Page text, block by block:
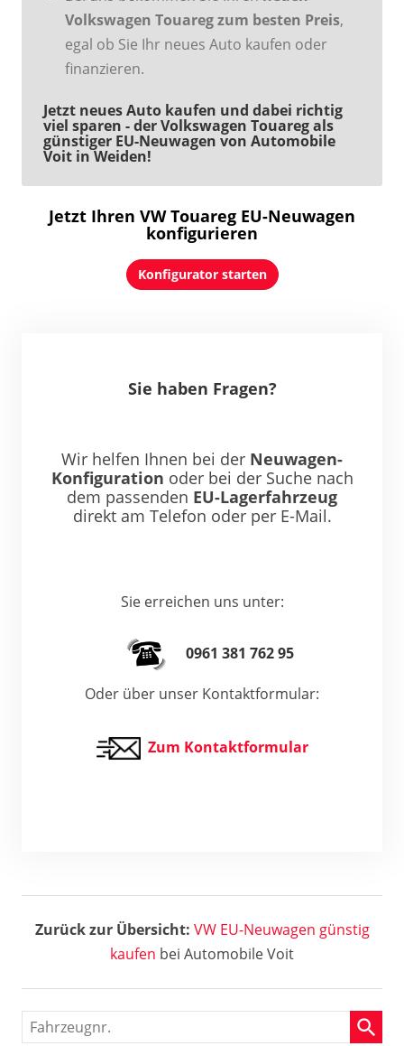
Volkswagen Touareg zum besten Preis,
egal ob Sie Ihr neues Auto kaufen oder
finanzieren.
Jetzt neues Auto kaufen und dabei richtig
viel sparen - der Volkswagen Touareg als
günstiger EU-Neuwagen von Automobile
Voit in Weiden!
Jetzt Ihren VW Touareg EU-Neuwagen
konfigurieren
Konfigurator starten
Sie haben Fragen?
Wir helfen Ihnen bei der Neuwagen-
Konfiguration oder bei der Suche nach
dem passenden EU-Lagerfahrzeug
direkt am Telefon oder per E-Mail.
Sie erreichen uns unter:
0961 381 762 95
Oder über unser Kontaktformular:
Zum Kontaktformular
Zurück zur Übersicht: VWEU-Neuwagen günstig
kaufen bei Automobile Voit
Fahrzeugnr.